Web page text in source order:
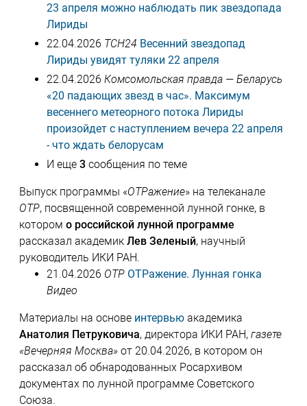
23 апреля можно наблюдать пик звездопада
Лириды
22.04.2026 ТСН24 Весенний звездопад
Лириды увидят туляки 22 апреля
22.04.2026 Комсомольская правда — Беларусь
«20 падающих звезд в час». Максимум
весеннего метеорного потока Лириды
произойдет с наступлением вечера 22 апреля
- что ждать белорусам
И еще 3сообщения по теме
Выпуск программы «ОТРажение» на телеканале
ОТР, посвященной современной лунной гонке, в
котором о российской лунной программе
рассказал академик Лев Зеленый, научный
руководитель ИКИ РАН.
21.04.2026 ОТР ОТРажение. Лунная гонка
Видео
Материалы на основе интервьюакадемика
Анатолия Петруковича, директора ИКИ РАН, газете
«Вечерняя Москва» от 20.04.2026, в котором он
рассказал об обнародованных Росархивом
документах по лунной программе Советского
Союза.